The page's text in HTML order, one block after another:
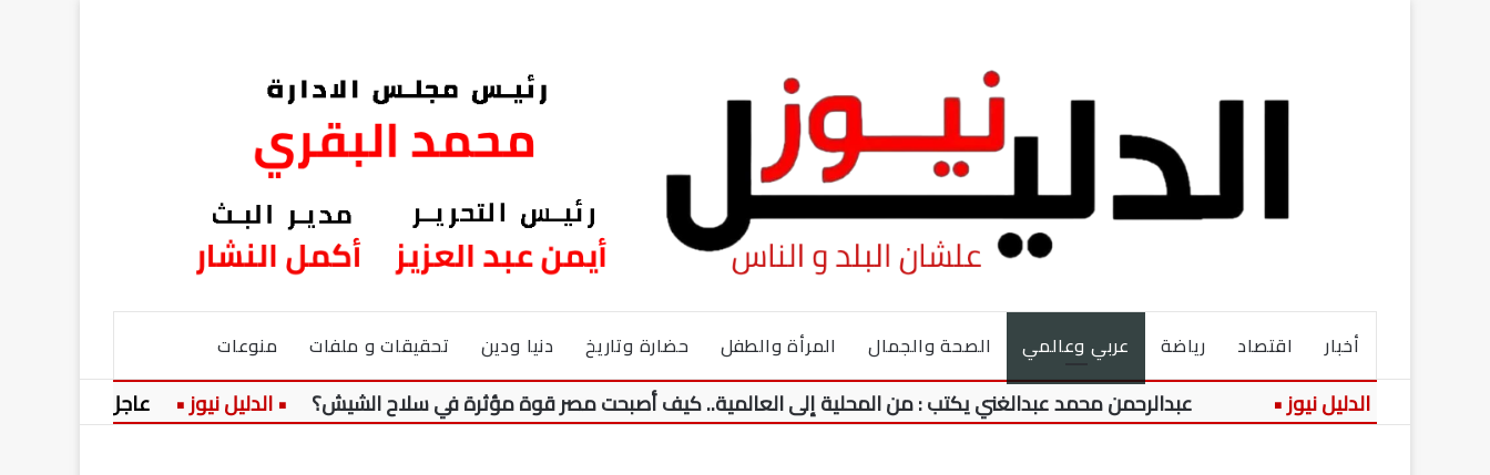
أخبار اقتصاد رياضة عربي وعالمي الصحة والجمال المرأة والطفل حضارة وتاريخ دنيا ودين تحقيقات و ملفات منوعات
عبدالرحمن محمد عبدالغني يكتب : من المحلية إلى العالمية.. كيف أصبحت مصر قوة مؤثرة في سلاح الشيش؟ عاجل: